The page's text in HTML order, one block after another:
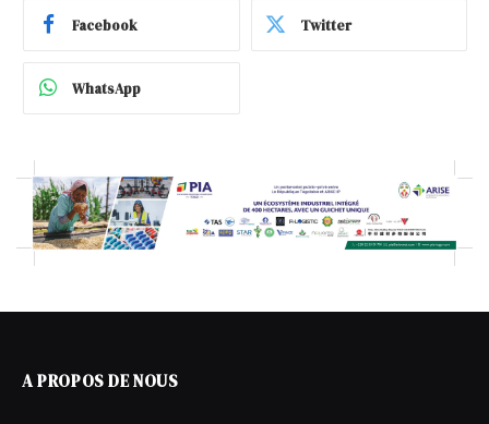
Facebook Twitter
WhatsApp
A PROPOS DE NOUS